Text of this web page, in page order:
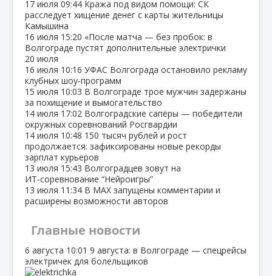
17 июля 09:44 Кража под видом помощи: СК
расследует хищение денег с карты жительницы
Камышина
16 июля 15:20 «После матча — без пробок: в
Волгограде пустят дополнительные электрички
20 июля
16 июля 10:16 УФАС Волгограда остановило рекламу
клубных шоу‑программ
15 июля 10:03 В Волгограде трое мужчин задержаны
за похищение и вымогательство
14 июля 17:02 Волгоградские сапёры — победители
окружных соревнований Росгвардии
14 июля 10:48 150 тысяч рублей и рост
продолжается: зафиксированы новые рекорды
зарплат курьеров
13 июля 15:43 Волгоградцев зовут на
ИТ‑соревнование “Нейроигры”
13 июля 11:34 В МАХ запущены комментарии и
расширены возможности авторов
Главные новости
6 августа 10:01 9 августа: в Волгограде — спецрейсы
электричек для болельщиков